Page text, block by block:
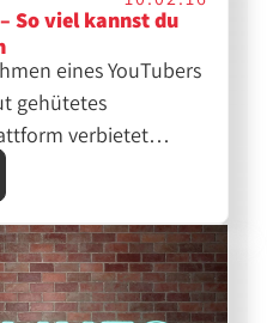
So viel kannst du
eines YouTubers
gehütetes
verbietet
YouTube Geld
Daran halten
peinlich genau, da sie
wollen.